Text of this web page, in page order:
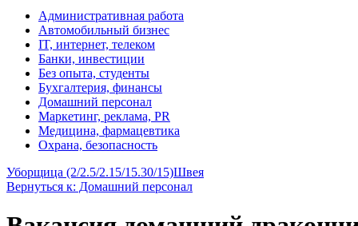
Административная работа
Автомобильный бизнес
IT, интернет, телеком
Банки, инвестиции
Без опыта, студенты
Бухгалтерия, финансы
Домашний персонал
Маркетинг, реклама, PR
Медицина, фармацевтика
Охрана, безопасность
Уборщица (2/2.5/2.15/15.30/15)Швея
Вернуться к: Домашний персонал